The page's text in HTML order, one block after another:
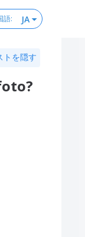
語: JA
トを隠す